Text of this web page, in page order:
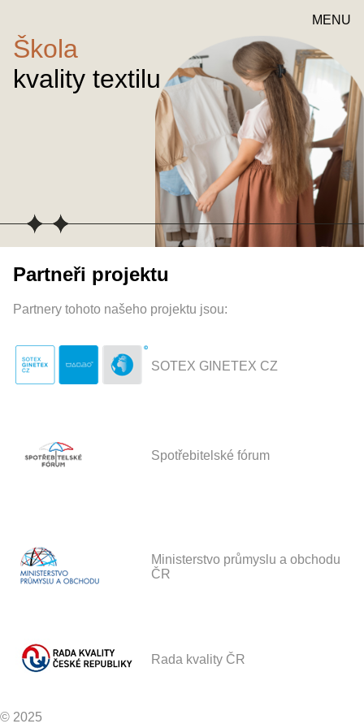
MENU
Škola
kvality textilu
Partneři projektu
Partnery tohoto našeho projektu jsou:
SOTEX GINETEX CZ
Spotřebitelské fórum
Ministerstvo průmyslu a obchodu
ČR
Rada kvality ČR
© 2025